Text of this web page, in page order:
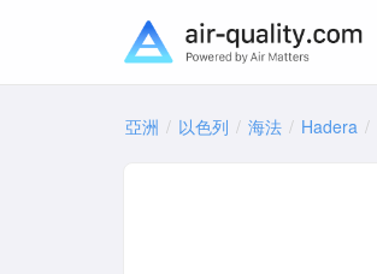
亞洲 以色列 海法 Hadera